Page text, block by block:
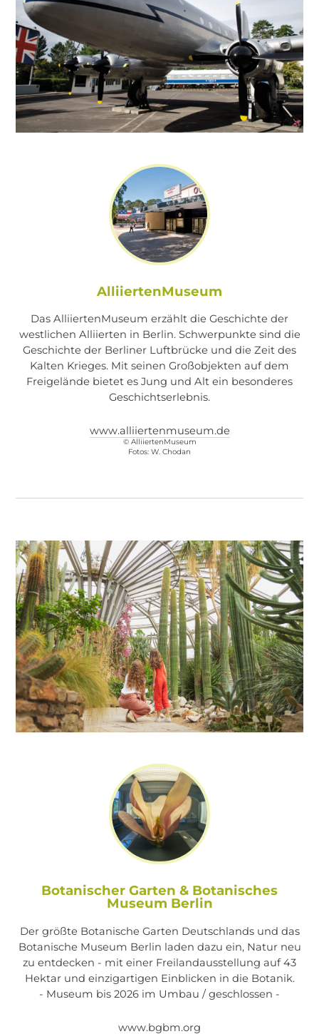
AlliiertenMuseum
Das AlliiertenMuseum erzählt die Geschichte der
westlichen Alliierten in Berlin. Schwerpunkte sind die
Geschichte der Berliner Luftbrücke und die Zeit des
Kalten Krieges. Mit seinen Großobjekten auf dem
Freigelände bietet es Jung und Alt ein besonderes
Geschichtserlebnis.
www.alliiertenmuseum.de
© AlliiertenMuseum
Fotos: W. Chodan
Botanischer Garten & Botanisches
Museum Berlin
Der größte Botanische Garten Deutschlands und das
Botanische Museum Berlin laden dazu ein, Natur neu
zu entdecken - mit einer Freilandausstellung auf 43
Hektar und einzigartigen Einblicken in die Botanik.
- Museum bis 2026 im Umbau / geschlossen -
www.bgbm.org